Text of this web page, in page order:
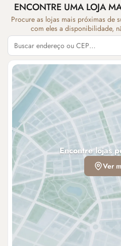
ENCONTRE UMA LOJA
Procure as lojas mais próximas de
com eles a disponibilidade,
Encontre lojas
Ver